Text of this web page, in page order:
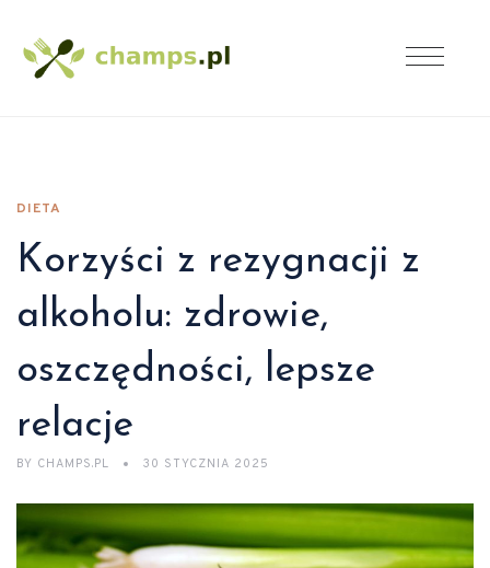
DIETA
Korzyści z rezygnacji z
alkoholu: zdrowie,
oszczędności, lepsze
relacje
BY CHAMPS.PL 30 STYCZNIA 2025